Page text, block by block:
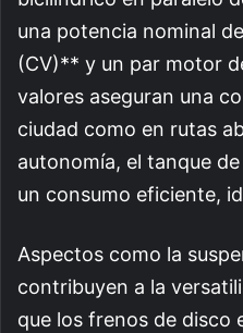
una potencia nominal
(CV)** y un par motor
valores aseguran una
ciudad como en rutas
autonomía, el tanque
un consumo eficiente,
Aspectos como la
contribuyen a la
que los frenos de disco